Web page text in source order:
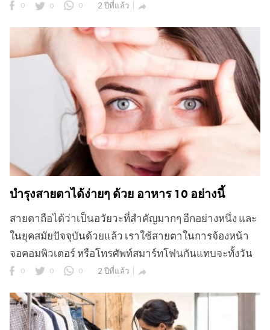
0 0 0 2 ปีที่แล้ว 
บำรุงสายตาได้ง่ายๆ ด้วย อาหาร 10 อย่างนี้
สายตาถือได้ว่าเป็นอวัยวะที่สำคัญมากๆ อีกอย่างหนึ่ง และ
ในยุคสมัยปัจจุบันด้วยแล้ว เราใช้สายตาในการจ้องหน้า
จอคอมพิวเตอร์ หรือโทรศัพท์สมาร์ทโฟนกันแทบจะทั้งวัน
0 0 0 2 ปีที่แล้ว 